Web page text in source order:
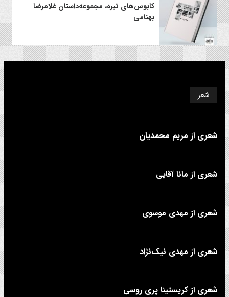
کابوس‌های تیره، مجموعه‌داستان غلامرضا
بهنامی
شعر
شعری از مریم محمدیان
شعری از مانا آقایی
شعری از مهدی موسوی
شعری از مهدی نیک‌نژاد
شعری از کریستینا پری روسی